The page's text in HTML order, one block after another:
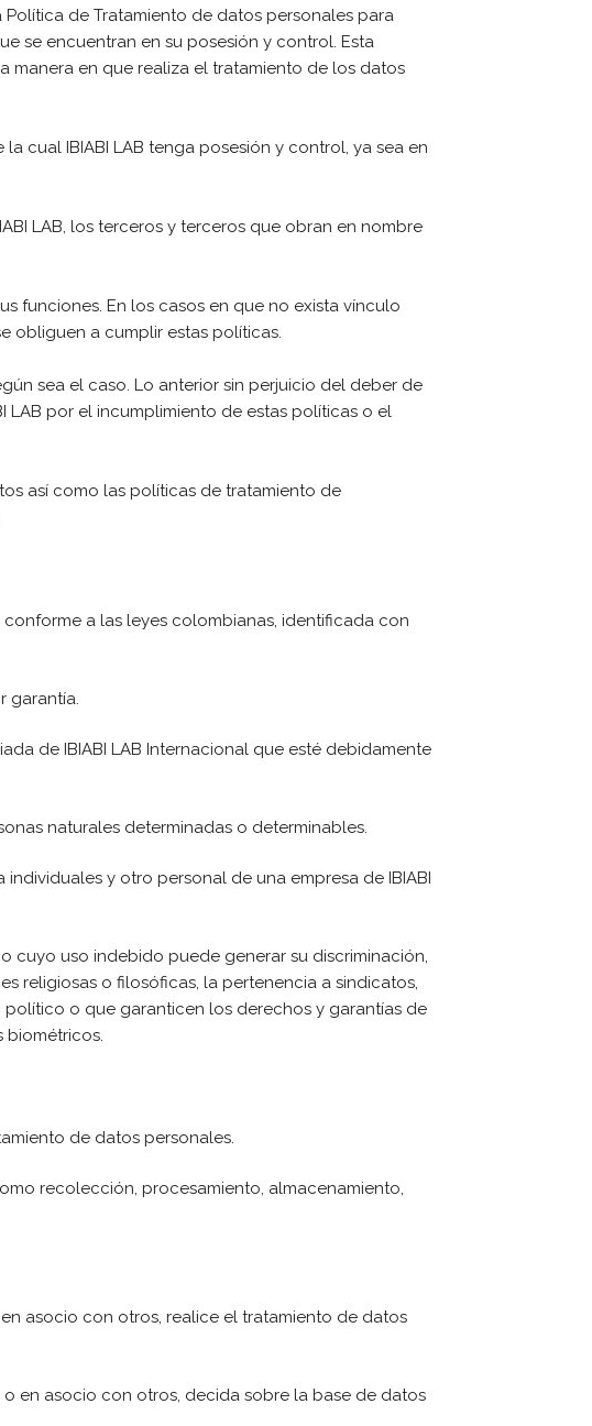
de Tratamiento de datos personales para
se encuentran en su posesión y control. Esta
manera en que realiza el tratamiento de los datos
cual IBIABI LAB tenga posesión y control, ya sea en
LAB, los terceros y terceros que obran en nombre
funciones. En los casos en que no exista vínculo
obliguen a cumplir estas políticas.
sea el caso. Lo anterior sin perjuicio del deber de
por el incumplimiento de estas políticas o el
así como las políticas de tratamiento de
conforme a las leyes colombianas, identificada con
garantía.
de IBIABI LAB Internacional que esté debidamente
naturales determinadas o determinables.
y otro personal de una empresa de IBIABI
cuyo uso indebido puede generar su discriminación,
religiosas o filosóficas, la pertenencia a sindicatos,
o que garanticen los derechos y garantías de
de datos personales.
recolección, procesamiento, almacenamiento,
asocio con otros, realice el tratamiento de datos
en asocio con otros, decida sobre la base de datos